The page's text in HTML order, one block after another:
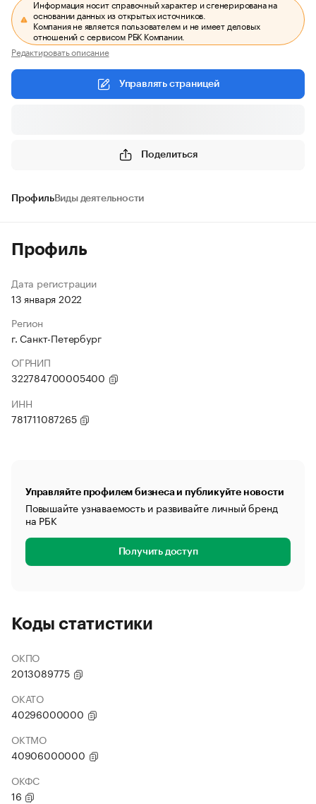
Информация носит справочный характер и сгенерирована на
основании данных из открытых источников.
Компания не является пользователем и не имеет деловых
отношений с сервисом РБК Компании.
Редактировать описание
Управлять страницей
Поделиться
ПрофильВиды деятельности
Профиль
Дата регистрации
13 января 2022
Регион
г. Санкт-Петербург
ОГРНИП
322784700005400
ИНН
781711087265
Управляйте профилем бизнеса и публикуйте новости
Повышайте узнаваемость и развивайте личный бренд
на РБК
Получить доступ
Коды статистики
ОКПО
2013089775
ОКАТО
40296000000
ОКТМО
40906000000
ОКФС
16